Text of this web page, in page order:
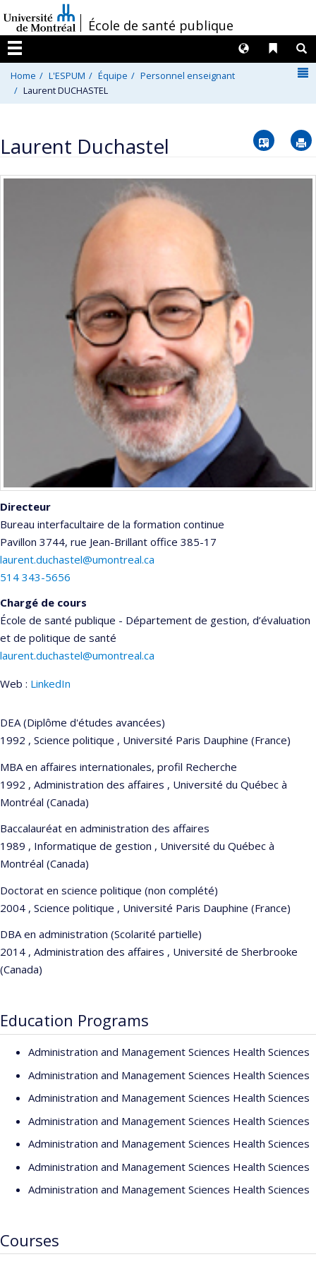
au
contenu
/École de santé publique
Menu
Liens
Langues
Home L'ESPUM Équipe
Personnel enseignant
Laurent DUCHASTEL
Laurent Duchastel Vcard
Directeur
Bureau interfacultaire de la formation continue
Pavillon 3744, rue Jean-Brillant office 385-17
laurent.duchastel@umontreal.ca
514 343-5656
Chargé de cours
École de santé publique - Département de gestion, d’évaluation
et de politique de santé
laurent.duchastel@umontreal.ca
Web : LinkedIn
DEA (Diplôme d'études avancées)
1992 , Science politique , Université Paris Dauphine (France)
MBA en affaires internationales, profil Recherche
1992 , Administration des affaires , Université du Québec à
Montréal (Canada)
Baccalauréat en administration des affaires
1989 , Informatique de gestion , Université du Québec à
Montréal (Canada)
Doctorat en science politique (non complété)
2004 , Science politique , Université Paris Dauphine (France)
DBA en administration (Scolarité partielle)
2014 , Administration des affaires , Université de Sherbrooke
(Canada)
Education Programs
Administration and Management Sciences Health Sciences
Administration and Management Sciences Health Sciences
Administration and Management Sciences Health Sciences
Administration and Management Sciences Health Sciences
Administration and Management Sciences Health Sciences
Administration and Management Sciences Health Sciences
Administration and Management Sciences Health Sciences
Courses